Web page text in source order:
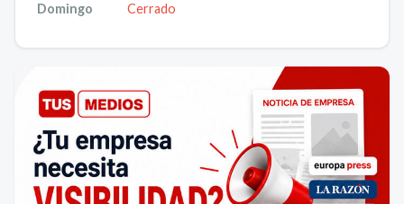
Domingo Cerrado